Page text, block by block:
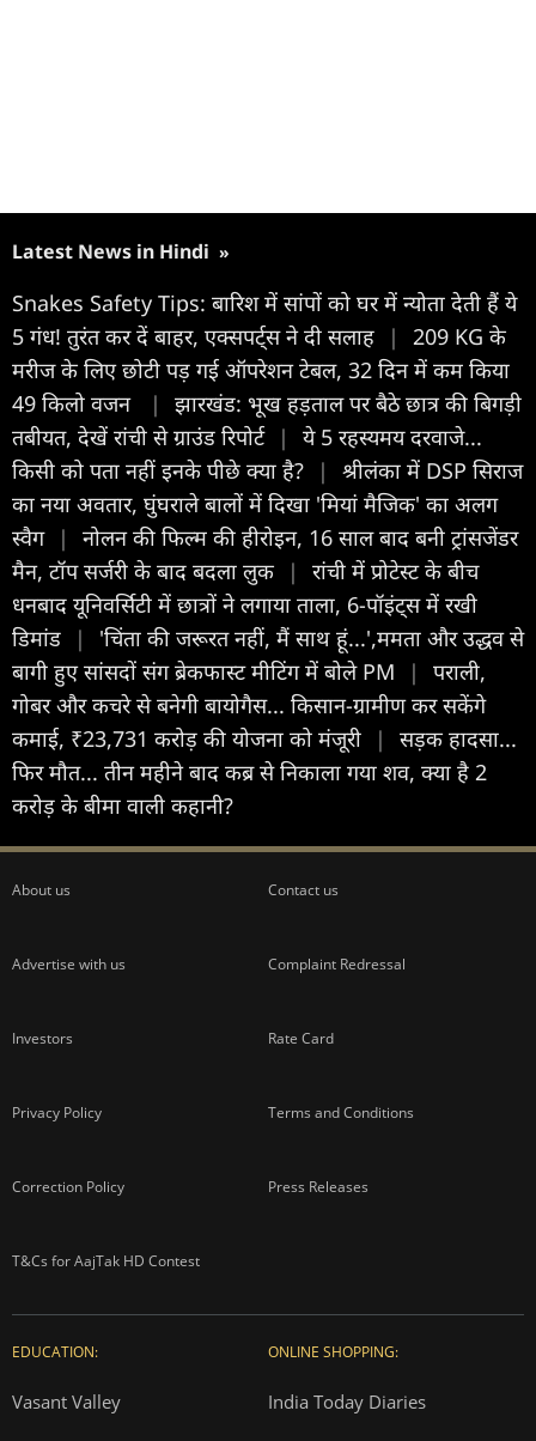
Latest News in Hindi »
Snakes Safety Tips: बारिश में सांपों को घर में न्योता देती हैं ये
5 गंध! तुरंत कर दें बाहर, एक्सपर्ट्स ने दी सलाह
|
209 KG के
मरीज के लिए छोटी पड़ गई ऑपरेशन टेबल, 32 दिन में कम किया
49 किलो वजन
|
झारखंड: भूख हड़ताल पर बैठे छात्र की बिगड़ी
तबीयत, देखें रांची से ग्राउंड रिपोर्ट |
ये 5 रहस्यमय दरवाजे...
किसी को पता नहीं इनके पीछे क्या है?
|
श्रीलंका में DSP सिराज
का नया अवतार, घुंघराले बालों में दिखा 'मियां मैजिक' का अलग
स्वैग |
नोलन की फिल्म की हीरोइन, 16 साल बाद बनी ट्रांसजेंडर
मैन, टॉप सर्जरी के बाद बदला लुक
|
रांची में प्रोटेस्ट के बीच
धनबाद यूनिवर्सिटी में छात्रों ने लगाया ताला, 6-पॉइंट्स में रखी
डिमांड
|
'चिंता की जरूरत नहीं, मैं साथ हूं...',ममता और उद्धव से
बागी हुए सांसदों संग ब्रेकफास्ट मीटिंग में बोले PM
|
पराली,
गोबर और कचरे से बनेगी बायोगैस... किसान-ग्रामीण कर सकेंगे
कमाई, ₹23,731 करोड़ की योजना को मंजूरी
|
सड़क हादसा...
फिर मौत... तीन महीने बाद कब्र से निकाला गया शव, क्या है 2
करोड़ के बीमा वाली कहानी?
About us Contact us
Advertise with us Complaint Redressal
Investors Rate Card
Privacy Policy Terms and Conditions
Correction Policy Press Releases
T&Cs for AajTak HD Contest
EDUCATION:
Vasant Valley
ONLINE SHOPPING:
India Today Diaries